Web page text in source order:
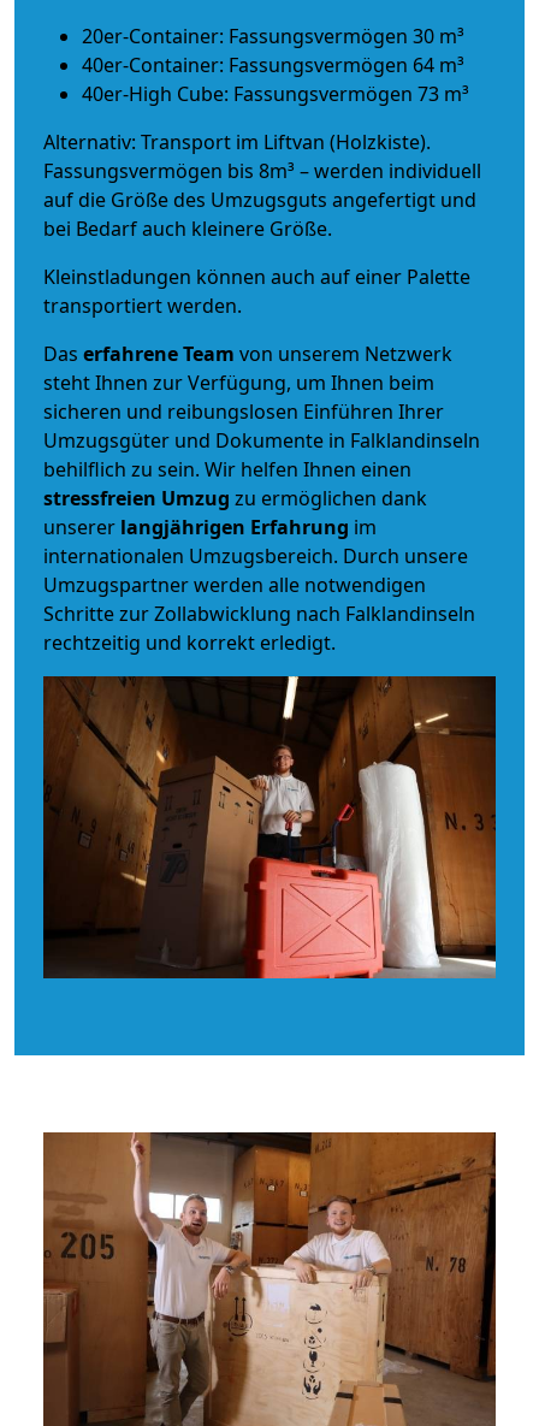
20er-Container: Fassungsvermögen 30 m³
40er-Container: Fassungsvermögen 64 m³
40er-High Cube: Fassungsvermögen 73 m³
Alternativ: Transport im Liftvan (Holzkiste).
Fassungsvermögen bis 8m³ – werden individuell
auf die Größe des Umzugsguts angefertigt und
bei Bedarf auch kleinere Größe.
Kleinstladungen können auch auf einer Palette
transportiert werden.
Das erfahrene Team von unserem Netzwerk
steht Ihnen zur Verfügung, um Ihnen beim
sicheren und reibungslosen Einführen Ihrer
Umzugsgüter und Dokumente in Falklandinseln
behilflich zu sein. Wir helfen Ihnen einen
stressfreien Umzug zu ermöglichen dank
unserer langjährigen Erfahrung im
internationalen Umzugsbereich. Durch unsere
Umzugspartner werden alle notwendigen
Schritte zur Zollabwicklung nach Falklandinseln
rechtzeitig und korrekt erledigt.